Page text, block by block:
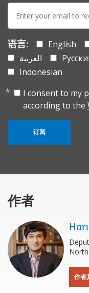
E-
mail:
语言: English
العربية
Indonesian
I consent to my
according to the
订阅
作者
作者